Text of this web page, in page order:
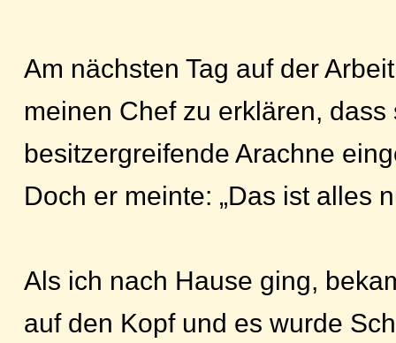
Am nächsten Tag auf der
meinen Chef zu erklären,
besitzergreifende Arachne
Doch er meinte: „Das ist alles
Als ich nach Hause ging,
auf den Kopf und es wurde